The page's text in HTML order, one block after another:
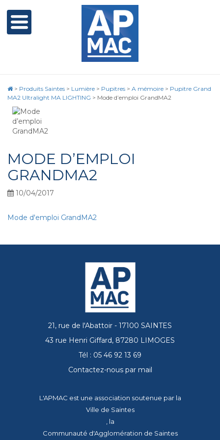
> Produits Saintes > Lumière > Pupitres > A mémoire > Pupitre Grand
MA2 Ultralight MA LIGHTING > Mode d’emploi GrandMA2
MODE D’EMPLOI
GRANDMA2
10/04/2017
Mode d'emploi GrandMA2
21, rue de l'Abattoir - 17100 SAINTES
43 rue Henri Giffard, 87280 LIMOGES
Tél : 05 46 92 13 69
Contactez-nous par mail
L'APMAC est une association soutenue par la
Ville de Saintes
, la
Communauté d'Agglomération de Saintes